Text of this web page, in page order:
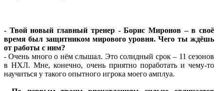
- Твой новый главный тренер - Борис Миронов – в своё
время был защитником мирового уровня. Чего ты ждёшь
от работы с ним?
- Очень много о нём слышал. Это солидный срок – 11 сезонов
в НХЛ. Мне, конечно, очень приятно поработать и чему-то
научиться у такого опытного игрока моего амплуа.